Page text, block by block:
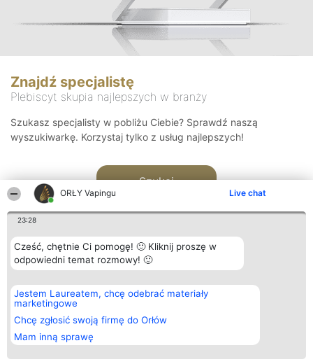
ORŁY Vapingu Live chat
23:28
Cześć, chętnie Ci pomogę! 🙂 Kliknij proszę w
odpowiedni temat rozmowy! 🙂
Jestem Laureatem, chcę odebrać materiały
marketingowe
Chcę zgłosić swoją firmę do Orłów
Mam inną sprawę
Znajdź specjalistę
Plebiscyt skupia najlepszych w branży
Szukasz specjalisty w pobliżu Ciebie? Sprawdź naszą
wyszukiwarkę. Korzystaj tylko z usług najlepszych!
Szukaj
Organizator plebiscytu
Bright Side Solutions sp. z o.
o. sp. k.
ul. Ruska 22
Wrocław 50-079
KRS 0000749100 | Regon
381313360 | NIP 8943132676
Plebiscyt
Laureaci
wszystkich
Laureatów
Regulamin
Kontakt
Kontakt